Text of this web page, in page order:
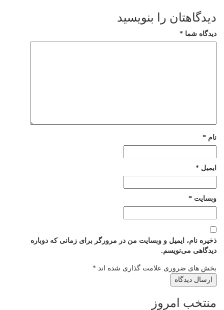
را بنویسید
شما*
*
نام، ایمیل و وبسایت من در مرورگر برای زمانی که دوباره
می‌نویسم.
ضروری علامت گذاری شده اند *
امروز